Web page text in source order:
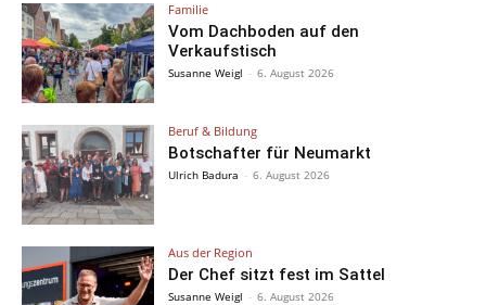
Familie
Vom Dachboden auf den
Verkaufstisch
Susanne Weigl - 6. August 2026
Beruf & Bildung
Botschafter für Neumarkt
Ulrich Badura - 6. August 2026
Aus der Region
Der Chef sitzt fest im Sattel
Susanne Weigl - 6. August 2026